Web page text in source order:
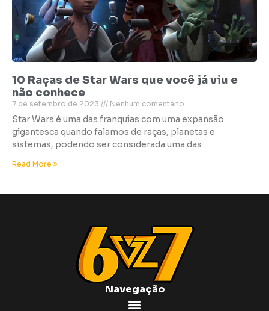
10 Raças de Star Wars que você já viu e
não conhece
7 de setembro de 2023 Nenhum comentário
Star Wars é uma das franquias com uma expansão
gigantesca quando falamos de raças, planetas e
sistemas, podendo ser considerada uma das
Read More »
Navegação